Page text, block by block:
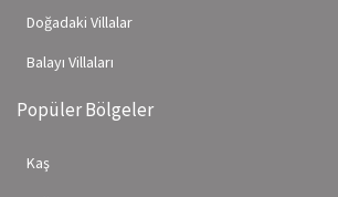
Doğadaki Villalar
Balayı Villaları
Popüler Bölgeler
Kaş